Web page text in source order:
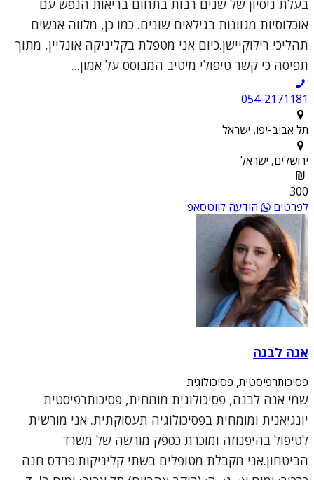
בעלת ניסיון של שנים רבות בתחום בריאות הנפש עם
אוכלוסיות מגוונות בגילאים שונים. כמו כן, מלווה אנשים
תהליכי רילוקיישן.כיום אני מטפלת בקליניקה אונליין, מתוך
תפיסה כי קשר טיפולי מיטיב המבוסס על אמון...
054-2171181
תל אביב-יפו, ישראל
ירושלים, ישראל
300
לפרטים
הודעה לווטסאפ
אנה לבנה
פסיכותרפיסטית, פסיכולוגית
שמי אנה לבנה, פסיכולוגית מומחית, פסיכותרפיסטית
יונגיאנית ומומחית בפסיכולוגיה תעסוקתית. אני מורשית
לטיפול בהיפנוזה ומוכרת כספק מורשה של משרד
הביטחון.אני מקבלת מטופלים בשתי קליניקות:פרדס חנה